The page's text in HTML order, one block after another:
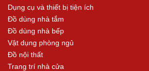
Dụng cụ và thiết bị tiện ích
Đồ dùng nhà tắm
Đồ dùng nhà bếp
Vật dụng phòng ngủ
Đồ nội thất
Trang trí nhà cửa